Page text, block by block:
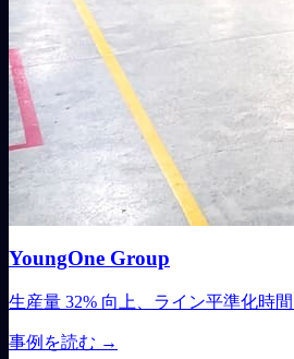
YoungOne Group
生産量 32% 向上、ライン平準化時
事例を読む →